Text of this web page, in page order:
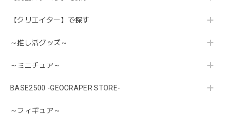
【クリエイター】で探す
～推し活グッズ～
～ミニチュア～
BASE2500 -GEOCRAPER STORE-
～フィギュア～